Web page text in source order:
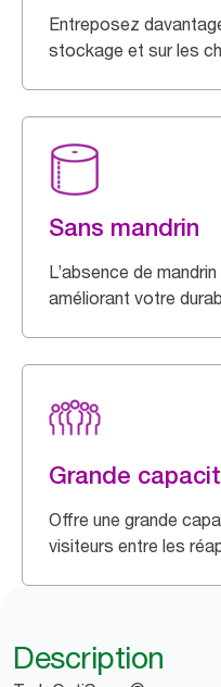
Entreposez
stockage et sur les
Sans mandrin
L’absence de
améliorant votre
Grande
Offre une grande
visiteurs entre les
Description